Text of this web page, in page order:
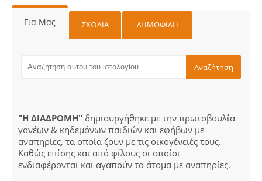
Για Μας ΣΧΌΛΙΑ ΔΗΜΟΦΙΛΗ
"Η ΔΙΑΔΡΟΜΗ" δημιουργήθηκε με την πρωτοβουλία
γονέων & κηδεμόνων παιδιών και εφήβων με
αναπηρίες, τα οποία ζουν με τις οικογένειές τους.
Καθώς επίσης και από φίλους οι οποίοι
ενδιαφέρονται και αγαπούν τα άτομα με αναπηρίες.